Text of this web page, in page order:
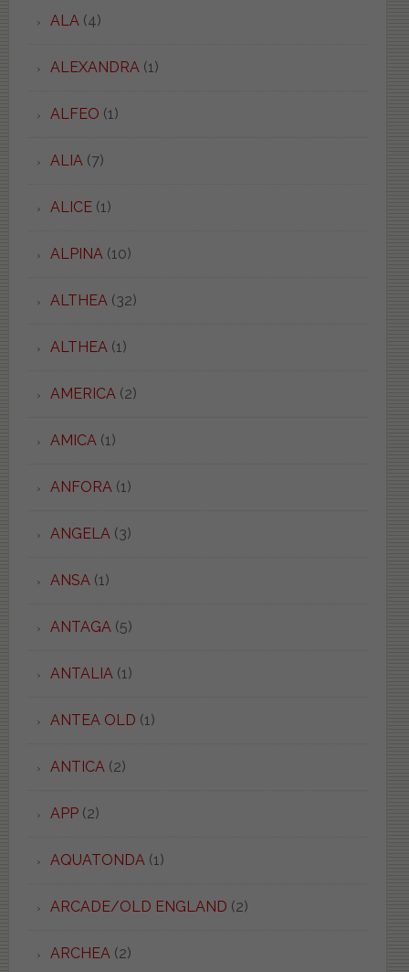
ALA(4)
ALEXANDRA(1)
ALFEO (1)
ALIA(7)
ALICE(1)
ALPINA(10)
ALTHEA(32)
ALTHEA(1)
AMERICA(2)
AMICA(1)
ANFORA(1)
ANGELA(3)
ANSA(1)
ANTAGA(5)
ANTALIA(1)
ANTEA OLD (1)
ANTICA(2)
APP(2)
AQUATONDA(1)
ARCADE/OLD ENGLAND (2)
ARCHEA(2)